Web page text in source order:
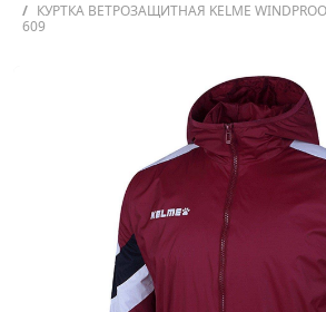
КУРТКА ВЕТРОЗАЩИТНАЯ KELME
609